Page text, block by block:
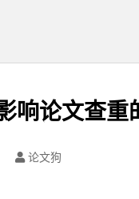
响论文查重
论文狗